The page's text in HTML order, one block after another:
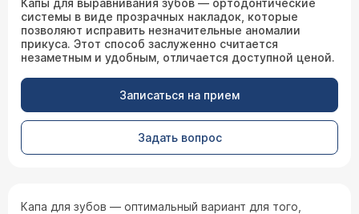
Капы для выравнивания зубов — ортодонтические
системы в виде прозрачных накладок, которые
позволяют исправить незначительные аномалии
прикуса. Этот способ заслуженно считается
незаметным и удобным, отличается доступной ценой.
Записаться на прием
Задать вопрос
Капа для зубов — оптимальный вариант для того,